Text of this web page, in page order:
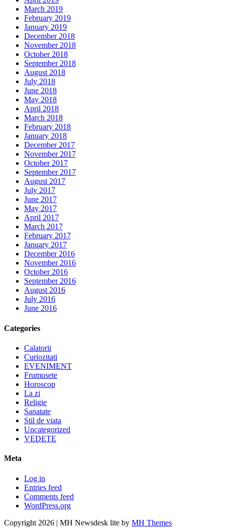
March 2019
February 2019
January 2019
December 2018
November 2018
October 2018
September 2018
August 2018
July 2018
June 2018
May 2018
April 2018
March 2018
February 2018
January 2018
December 2017
November 2017
October 2017
September 2017
August 2017
July 2017
June 2017
May 2017
April 2017
March 2017
February 2017
January 2017
December 2016
November 2016
October 2016
September 2016
August 2016
July 2016
June 2016
Categories
Calatorii
Curiozitati
EVENIMENT
Frumusete
Horoscop
La zi
Religie
Sanatate
Stil de viata
Uncategorized
VEDETE
Meta
Log in
Entries feed
Comments feed
WordPress.org
Copyright 2026 | MH Newsdesk lite by MH Themes